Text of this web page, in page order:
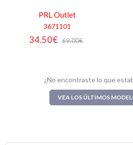
Facebook
PRLOutlet
3671101
34.50€ 69.00€
¿No encontraste lo que
VEA LOS ÚLTIMOS